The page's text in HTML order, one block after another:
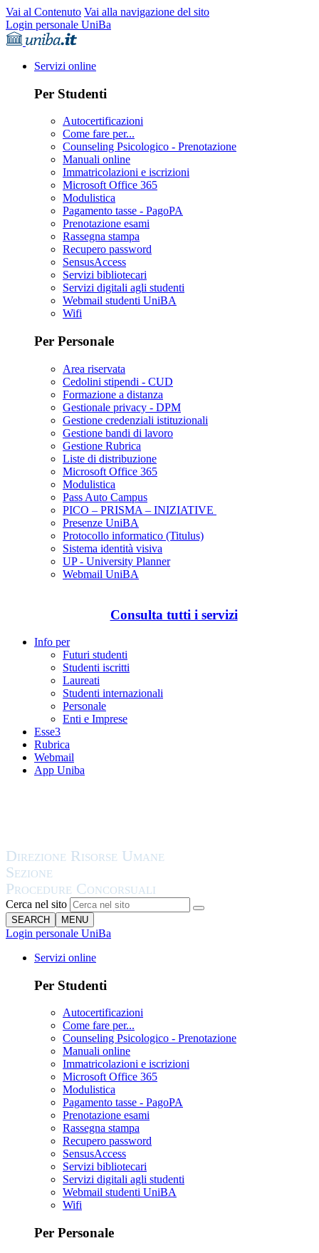
Vai al Contenuto Vai alla navigazione del sito
Login personale UniBa
Servizi online
Per Studenti
Autocertificazioni
Come fare per...
Counseling Psicologico - Prenotazione
Manuali online
Immatricolazioni e iscrizioni
Microsoft Office 365
Modulistica
Pagamento tasse - PagoPA
Prenotazione esami
Rassegna stampa
Recupero password
SensusAccess
Servizi bibliotecari
Servizi digitali agli studenti
Webmail studenti UniBA
Wifi
Per Personale
Area riservata
Cedolini stipendi - CUD
Formazione a distanza
Gestionale privacy - DPM
Gestione credenziali istituzionali
Gestione bandi di lavoro
Gestione Rubrica
Liste di distribuzione
Microsoft Office 365
Modulistica
Pass Auto Campus
PICO – PRISMA – INIZIATIVE
Presenze UniBA
Protocollo informatico (Titulus)
Sistema identità visiva
UP - University Planner
Webmail UniBA
Consulta tutti i servizi
Info per
Futuri studenti
Studenti iscritti
Laureati
Studenti internazionali
Personale
Enti e Imprese
Esse3
Rubrica
Webmail
App Uniba
Cerca nel sito
SEARCH MENU
Login personale UniBa
Servizi online
Per Studenti
Autocertificazioni
Come fare per...
Counseling Psicologico - Prenotazione
Manuali online
Immatricolazioni e iscrizioni
Microsoft Office 365
Modulistica
Pagamento tasse - PagoPA
Prenotazione esami
Rassegna stampa
Recupero password
SensusAccess
Servizi bibliotecari
Servizi digitali agli studenti
Webmail studenti UniBA
Wifi
Per Personale